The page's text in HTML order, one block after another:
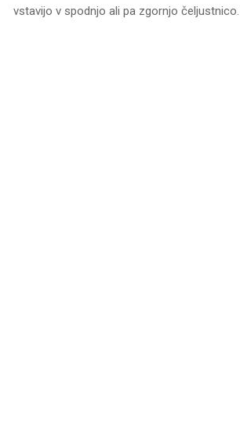
vstavijo v spodnjo ali pa zgornjo